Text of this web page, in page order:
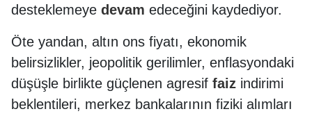
desteklemeye devam edeceğini kaydediyor.
Öte yandan, altın ons fiyatı, ekonomik
belirsizlikler, jeopolitik gerilimler, enflasyondaki
düşüşle birlikte güçlenen agresif faiz indirimi
beklentileri, merkez bankalarının fiziki alımları